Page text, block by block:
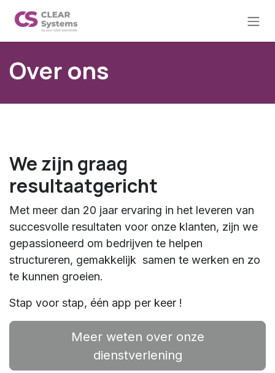
Over ons
We zijn graag
resultaatgericht
Met meer dan 20 jaar ervaring in het leveren van
succesvolle resultaten voor onze klanten, zijn we
gepassioneerd om bedrijven te helpen
structureren, gemakkelijk samen te werken en zo
te kunnen groeien.
Stap voor stap, één app per keer !
Meer weten over onze
dienstverlening